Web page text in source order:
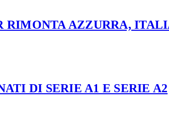
RIMONTA AZZURRA,
DI SERIE A1 E SERIE A2